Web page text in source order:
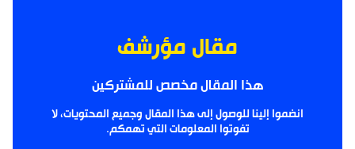
مقال مؤرشف
هذا المقال مخصص للمشتركين
انضموا إلينا للوصول إلى هذا المقال وجميع المحتويات، لا
تفوتوا المعلومات التي تهمكم.